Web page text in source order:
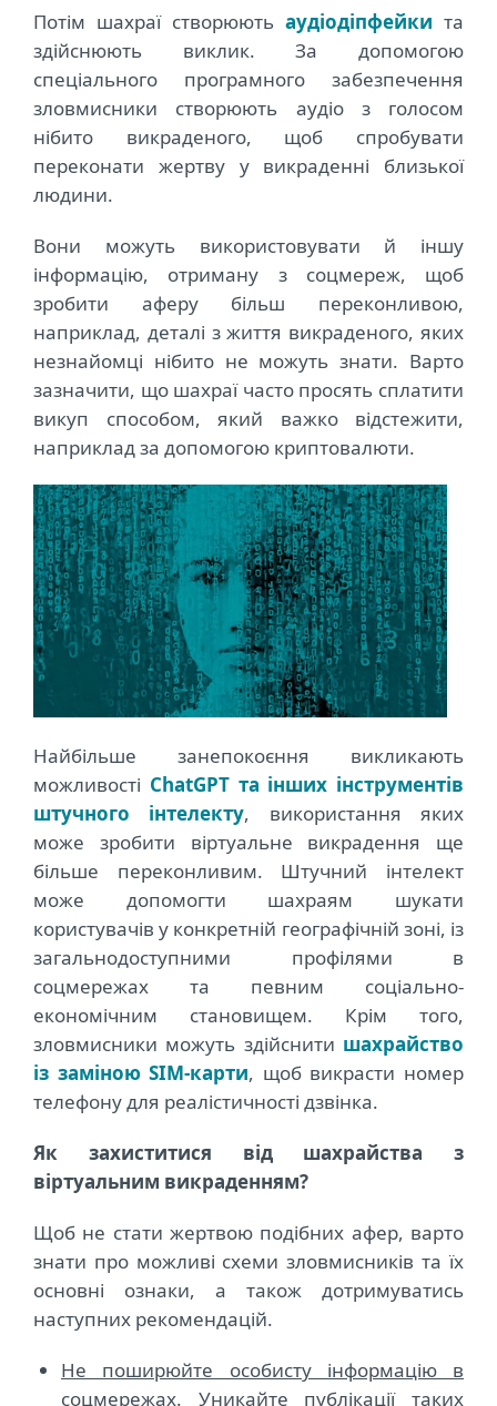
Потім шахраї створюють аудіодіпфейки та
здійснюють виклик. За допомогою
спеціального програмного забезпечення
зловмисники створюють аудіо з голосом
нібито викраденого, щоб спробувати
переконати жертву у викраденні близької
людини.
Вони можуть використовувати й іншу
інформацію, отриману з соцмереж, щоб
зробити аферу більш переконливою,
наприклад, деталі з життя викраденого, яких
незнайомці нібито не можуть знати. Варто
зазначити, що шахраї часто просять сплатити
викуп способом, який важко відстежити,
наприклад за допомогою криптовалюти.
Найбільше занепокоєння викликають
можливості ChatGPT та інших інструментів
штучного інтелекту, використання яких
може зробити віртуальне викрадення ще
більше переконливим. Штучний інтелект
може допомогти шахраям шукати
користувачів у конкретній географічній зоні, із
загальнодоступними профілями в
соцмережах та певним соціально-
економічним становищем. Крім того,
зловмисники можуть здійснити шахрайство
із заміною SIM-карти, щоб викрасти номер
телефону для реалістичності дзвінка.
Як захиститися від шахрайства з
віртуальним викраденням?
Щоб не стати жертвою подібних афер, варто
знати про можливі схеми зловмисників та їх
основні ознаки, а також дотримуватись
наступних рекомендацій.
Не поширюйте особисту інформацію в
соцмережах. Уникайте публікації таких